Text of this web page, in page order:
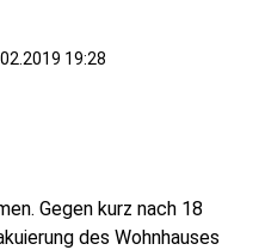
19:28
Gegen kurz nach 18
des Wohnhauses